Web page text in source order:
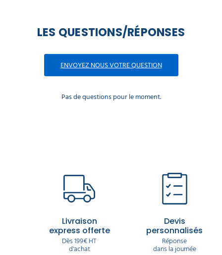
LES QUESTIONS/RÉPONSES
ENVOYEZ NOUS VOTRE QUESTION
Pas de questions pour le moment.
Livraison
express offerte
Dès 199€ HT
d'achat
Devis
personnalisés
Réponse
dans la journée